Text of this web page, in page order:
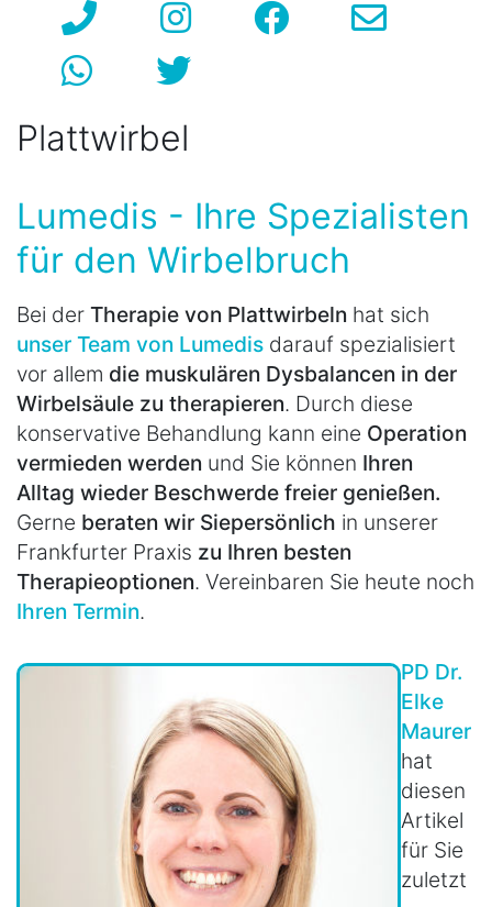
Plattwirbel
Lumedis - Ihre Spezialisten
für den Wirbelbruch
Bei der Therapie von Plattwirbeln hat sich
unser Team von Lumedis darauf spezialisiert
vor allem die muskulären Dysbalancen in der
Wirbelsäule zu therapieren. Durch diese
konservative Behandlung kann eine Operation
vermieden werden und Sie können Ihren
Alltag wieder Beschwerde freier genießen.
Gerne beraten wir Siepersönlich in unserer
Frankfurter Praxis zu Ihren besten
Therapieoptionen. Vereinbaren Sie heute noch
Ihren Termin.
PD Dr.
Elke
Maurer
hat
diesen
Artikel
für Sie
zuletzt